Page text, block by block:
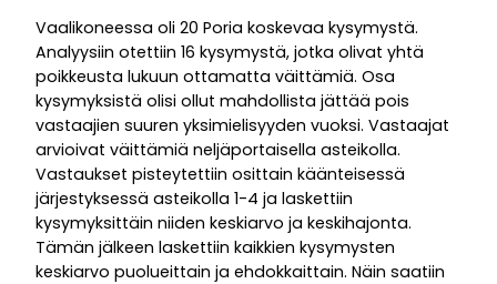
Vaalikoneessa oli 20 Poria koskevaa kysymystä.
Analyysiin otettiin 16 kysymystä, jotka olivat yhtä
poikkeusta lukuun ottamatta väittämiä. Osa
kysymyksistä olisi ollut mahdollista jättää pois
vastaajien suuren yksimielisyyden vuoksi. Vastaajat
arvioivat väittämiä neljäportaisella asteikolla.
Vastaukset pisteytettiin osittain käänteisessä
järjestyksessä asteikolla 1-4 ja laskettiin
kysymyksittäin niiden keskiarvo ja keskihajonta.
Tämän jälkeen laskettiin kaikkien kysymysten
keskiarvo puolueittain ja ehdokkaittain. Näin saatiin